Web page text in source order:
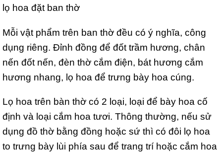
lọ hoa đặt ban thờ
Mỗi vật phẩm trên ban thờ đều có ý nghĩa, công
dụng riêng. Đỉnh đồng để đốt trầm hương, chân
nến đốt nến, đèn thờ cắm điện, bát hương cắm
hương nhang, lọ hoa để trưng bày hoa cúng.
Lọ hoa trên bàn thờ có 2 loại, loại để bày hoa cố
định và loại cắm hoa tươi. Thông thường, nếu sử
dụng đồ thờ bằng đồng hoặc sứ thì có đôi lọ hoa
to trưng bày lùi phía sau để trang trí hoặc cắm hoa